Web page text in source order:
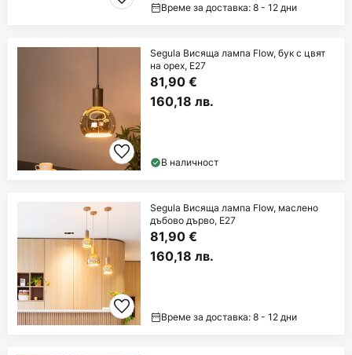
Време за доставка: 8 - 12 дни
Segula Висяща лампа Flow, бук с цвят
на орех, E27
81,90 €
160,18 лв.
В наличност
Segula Висяща лампа Flow, маслено
дъбово дърво, E27
81,90 €
160,18 лв.
Време за доставка: 8 - 12 дни